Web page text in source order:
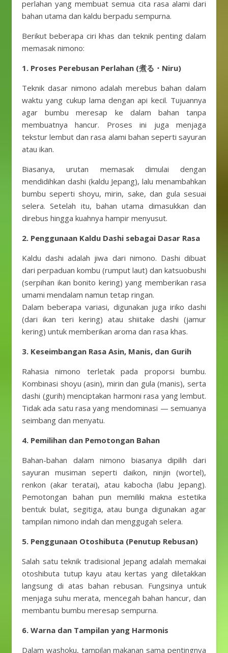
perlahan yang membuat semua cita rasa alami dari
bahan utama dan kaldu berpadu sempurna.
Berikut beberapa ciri khas dan teknik penting dalam
memasak nimono:
1. Proses Perebusan Perlahan (煮る・Niru)
Teknik dasar nimono adalah merebus bahan dalam
waktu yang cukup lama dengan api kecil. Tujuannya
agar bumbu meresap ke dalam bahan tanpa
membuatnya hancur. Proses ini juga menjaga
tekstur lembut dan rasa alami bahan seperti sayuran
atau ikan.
Biasanya, urutan memasak dimulai dengan
mendidihkan dashi (kaldu Jepang), lalu menambahkan
bumbu seperti shoyu, mirin, sake, dan gula sesuai
selera. Setelah itu, bahan utama dimasukkan dan
direbus hingga kuahnya hampir menyusut.
2. Penggunaan Kaldu Dashi sebagai Dasar Rasa
Kaldu dashi adalah jiwa dari nimono. Dashi dibuat
dari perpaduan kombu (rumput laut) dan katsuobushi
(serpihan ikan bonito kering) yang memberikan rasa
umami mendalam namun tetap ringan.
Dalam beberapa variasi, digunakan juga iriko dashi
(dari ikan teri kering) atau shiitake dashi (jamur
kering) untuk memberikan aroma dan rasa khas.
3. Keseimbangan Rasa Asin, Manis, dan Gurih
Rahasia nimono terletak pada proporsi bumbu.
Kombinasi shoyu (asin), mirin dan gula (manis), serta
dashi (gurih) menciptakan harmoni rasa yang lembut.
Tidak ada satu rasa yang mendominasi — semuanya
seimbang dan menyatu.
4. Pemilihan dan Pemotongan Bahan
Bahan-bahan dalam nimono biasanya dipilih dari
sayuran musiman seperti daikon, ninjin (wortel),
renkon (akar teratai), atau kabocha (labu Jepang).
Pemotongan bahan pun memiliki makna estetika
bentuk bulat, segitiga, atau bunga digunakan agar
tampilan nimono indah dan menggugah selera.
5. Penggunaan Otoshibuta (Penutup Rebusan)
Salah satu teknik tradisional Jepang adalah memakai
otoshibuta tutup kayu atau kertas yang diletakkan
langsung di atas bahan rebusan. Fungsinya untuk
menjaga suhu merata, mencegah bahan hancur, dan
membantu bumbu meresap sempurna.
6. Warna dan Tampilan yang Harmonis
Dalam washoku, tampilan makanan sama pentingnya